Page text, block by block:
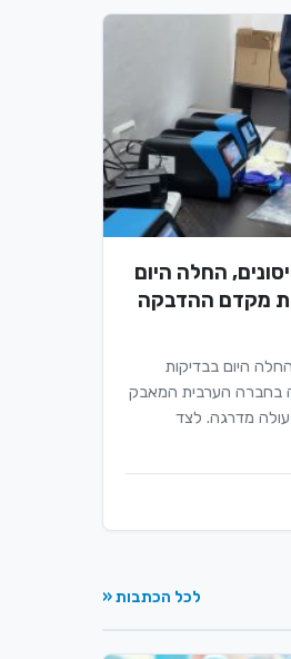
החלה היום
מקדם ההדבקה
היום בבדיקות
בחברה הערבית המאבק
מדרגה. לצד
לכל הכתבות «